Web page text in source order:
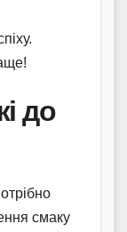
до
смаку